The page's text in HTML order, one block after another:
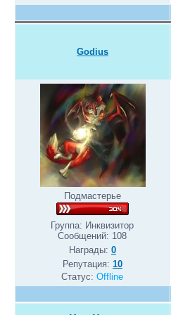
Godius
Подмастерье
Группа: Инквизитор
Сообщений: 108
Награды: 0
Репутация: 10
Статус:Offline